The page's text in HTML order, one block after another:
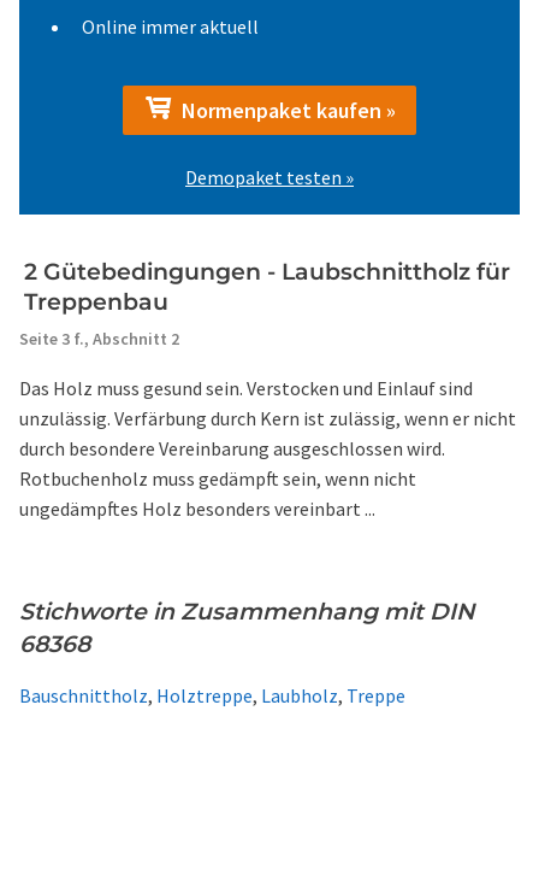
Online immer aktuell
Normenpaket kaufen »
Demopaket testen »
2 Gütebedingungen - Laubschnittholz für
Treppenbau
Seite 3 f., Abschnitt 2
Das Holz muss gesund sein. Verstocken und Einlauf sind
unzulässig. Verfärbung durch Kern ist zulässig, wenn er nicht
durch besondere Vereinbarung ausgeschlossen wird.
Rotbuchenholz muss gedämpft sein, wenn nicht
ungedämpftes Holz besonders vereinbart ...
Stichworte in Zusammenhang mit DIN
68368
Bauschnittholz, Holztreppe, Laubholz, Treppe